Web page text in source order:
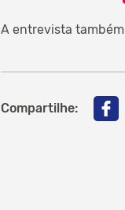
A entrevista
Compartilhe: